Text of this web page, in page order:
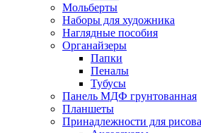
Мольберты
Наборы для художника
Наглядные пособия
Органайзеры
Папки
Пеналы
Тубусы
Панель МДФ грунтованная
Планшеты
Принадлежности для